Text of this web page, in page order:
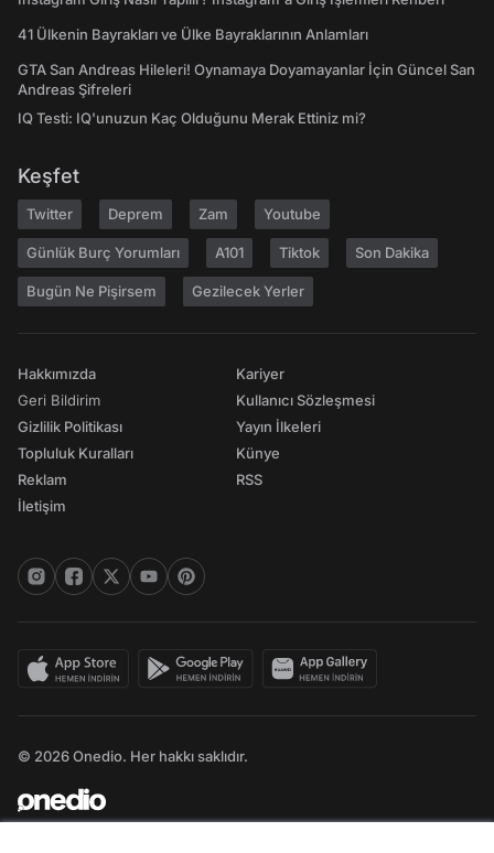
41 Ülkenin Bayrakları ve Ülke Bayraklarının Anlamları
GTA San Andreas Hileleri! Oynamaya Doyamayanlar İçin Güncel San
Andreas Şifreleri
IQ Testi: IQ'unuzun Kaç Olduğunu Merak Ettiniz mi?
Keşfet
Twitter Deprem Zam Youtube
Günlük Burç Yorumları A101 Tiktok Son Dakika
Bugün Ne Pişirsem Gezilecek Yerler
Hakkımızda
Geri Bildirim
Gizlilik Politikası
Topluluk Kuralları
Reklam
İletişim
Kariyer
Kullanıcı Sözleşmesi
Yayın İlkeleri
Künye
RSS
© 2026 Onedio. Her hakkı saklıdır.